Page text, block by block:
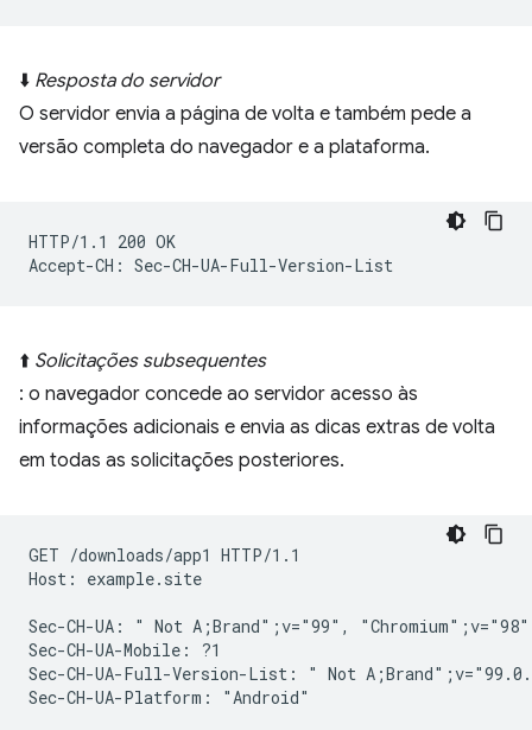
⬇️ Resposta do servidor
O servidor envia a página de volta e também pede a
versão completa do navegador e a plataforma.
HTTP/1.1 200 OK
⬆️ Solicitações subsequentes
: o navegador concede ao servidor acesso às
informações adicionais e envia as dicas extras de volta
em todas as solicitações posteriores.
GET /downloads/app1 HTTP/1.1
Host: example.site
Sec-CH-UA: " Not A;Brand";v="99",
Sec-CH-UA-Mobile: ?1
Sec-CH-UA-Full-Version-List: " Not